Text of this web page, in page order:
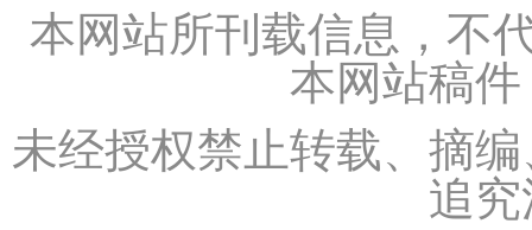
本网站所刊载信息，不
本网站稿
未经授权禁止转载、摘
追